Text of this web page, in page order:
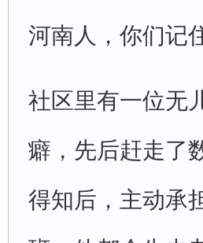
河南人，你们记
社区里有一位无
癖，先后赶走了
得知后，主动承